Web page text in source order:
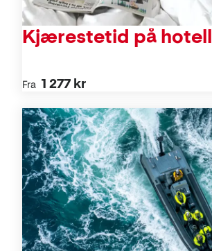
Kjærestetid på hotell
Fra 1 277 kr
Aktiviteter